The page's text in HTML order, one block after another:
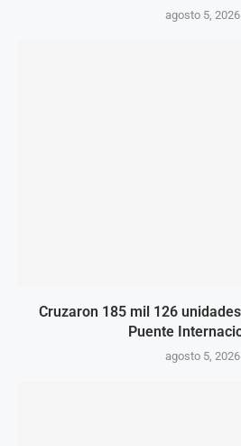
agosto 5, 2026
Cruzaron 185 mil 126
Puente
agosto 5, 2026